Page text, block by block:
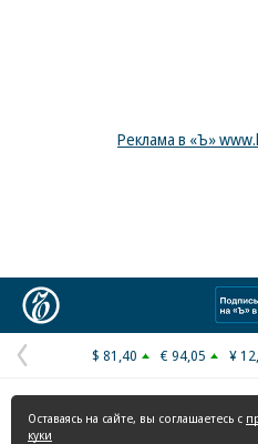
Реклама в «Ъ»
Предыдущая
страница
$ 81,40 € 94,05 ¥
Оставаясь на сайте, вы соглашаетесь с
куки